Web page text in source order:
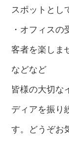
スポットとし
・オフィス
客者を楽しま
などなど
皆様の大切な
ディアを振り
す。どうぞお